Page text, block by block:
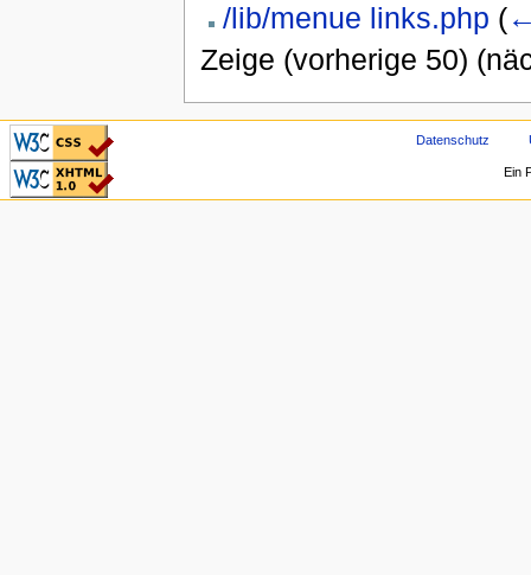
/lib/menue links.php (
Zeige (vorherige 50)
CSS ist valide!
Valid XHTML 1.0
Transitional
Datenschutz
Ein